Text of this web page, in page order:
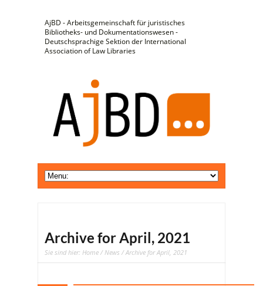
AjBD - Arbeitsgemeinschaft für juristisches
Bibliotheks- und Dokumentationswesen -
Deutschsprachige Sektion der International
Association of Law Libraries
Archive for April, 2021
Sie sind hier: Home / News / Archive for April, 2021